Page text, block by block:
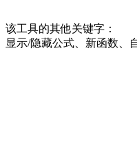
该工具的其他关键字：
显示/隐藏公式、新函数、